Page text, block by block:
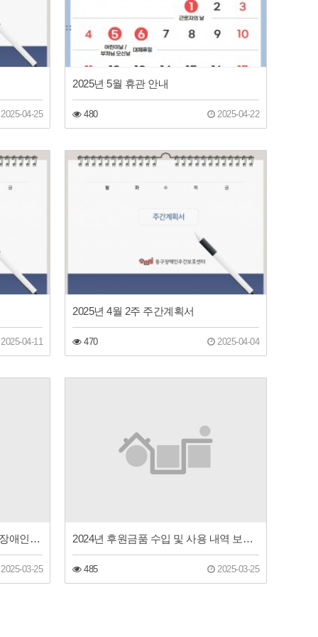
04-25
2025년 5월 휴관 안내
480 2025-04-22
04-11
2025년 4월 2주 주간계획서
470 2025-04-04
2025년 1차 추경 예산 공고(동구장애인주간보호센터)
03-25
2024년 후원금품 수입 및 사용 내역 보고(동구장애인주간보호센터)
485 2025-03-25